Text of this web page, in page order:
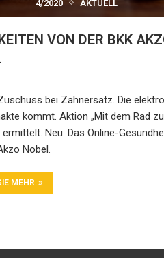
4/2020 AKTUELL
VON DER BKK
bei Zahnersatz. Die
kommt. Aktion „Mit dem Rad
ermittelt. Neu: Das Online-
Nobel.
MEHR